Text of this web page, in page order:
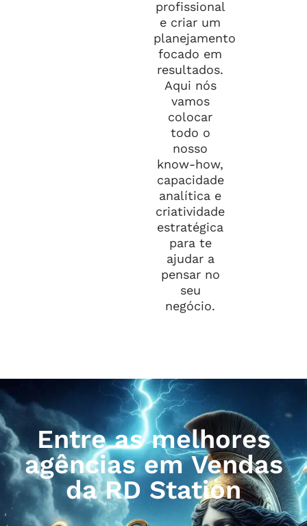
profissional
e criar um
planejamento
focado em
resultados.
Aqui nós
vamos
colocar
todo o
nosso
know-how,
capacidade
analítica e
criatividade
estratégica
para te
ajudar a
pensar no
seu
negócio.
Entre as melhores
agências em Vendas
da RD Station